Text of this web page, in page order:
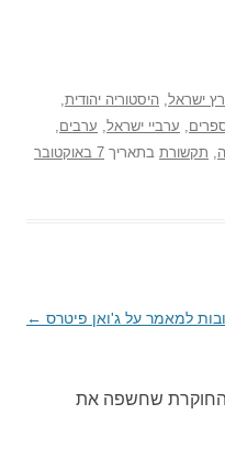
ישראל היסטוריה יהודית
ערביי ישראל ערבים
תקשורת בתאריך
7 באוקטובר
למאמר על ג'ואן פיטרס ←
החוקרת שחשפה את